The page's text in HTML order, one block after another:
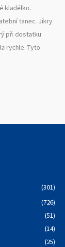
kladélko.
tanec. Jikry
při dostatku
rychle. Tyto
(301)
(726)
(51)
(14)
(25)